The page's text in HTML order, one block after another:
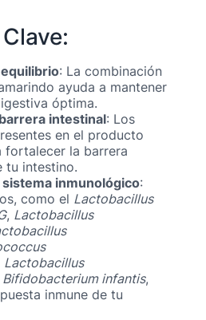
: La combinación
ayuda a mantener
óptima.
intestinal: Los
en el producto
fortalecer la barrera
tu intestino.
inmunológico:
como el Lactobacillus
, Lactobacillus
Lactobacillus
Bifidobacterium infantis,
inmune de tu